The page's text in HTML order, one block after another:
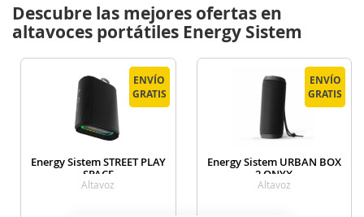
Descubre las mejores ofertas en
altavoces portátiles Energy Sistem
ENVÍO
GRATIS
ENVÍO
GRATIS
Energy Sistem STREET PLAY
SPACE
Altavoz
ENVÍO
GRATIS
ENVÍO
GRATIS
Energy Sistem URBAN BOX
2 ONYX
Altavoz